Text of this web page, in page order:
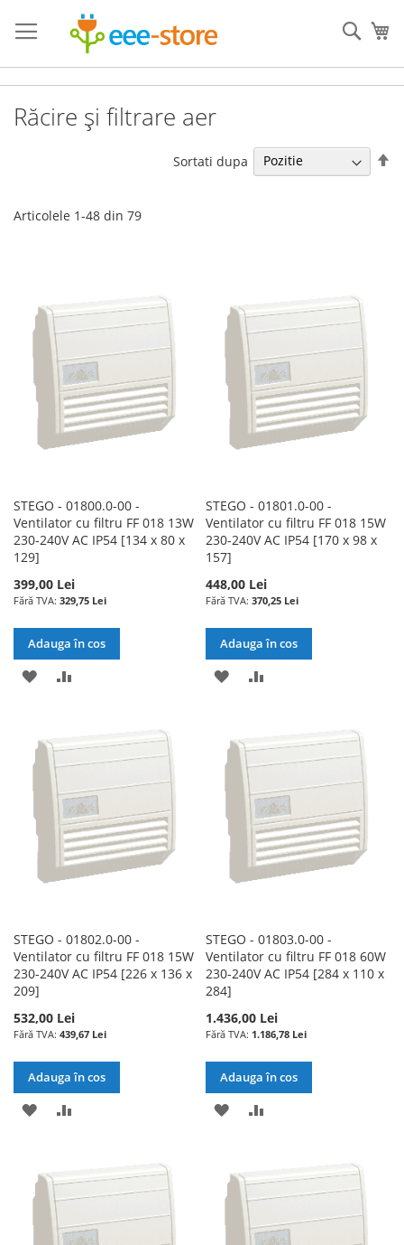
la
Continut
Răcire și filtrare aer
Articolele 1-48 din 79
Sortati dupa
STEGO - 01800.0-00 -
Ventilator cu filtru FF 018 13W
230-240V AC IP54 [134 x 80 x
129]
399,00 Lei
329,75 Lei
Adauga în cos
ADAUGATI
LISTA
DE
DORINTE
COMPARARE
STEGO - 01801.0-00 -
Ventilator cu filtru FF 018 15W
230-240V AC IP54 [170 x 98 x
157]
448,00 Lei
370,25 Lei
Adauga în cos
ADAUGATI
LISTA
DE
DORINTE
COMPARARE
STEGO - 01802.0-00 -
Ventilator cu filtru FF 018 15W
230-240V AC IP54 [226 x 136 x
209]
532,00 Lei
439,67 Lei
Adauga în cos
ADAUGATI
LISTA
DE
DORINTE
COMPARARE
STEGO - 01803.0-00 -
Ventilator cu filtru FF 018 60W
230-240V AC IP54 [284 x 110 x
284]
1.436,00 Lei
1.186,78 Lei
Adauga în cos
ADAUGATI
LISTA
DE
DORINTE
COMPARARE